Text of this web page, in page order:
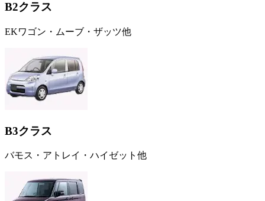
B2クラス
EKワゴン・ムーブ・ザッツ他
B3クラス
バモス・アトレイ・ハイゼット他